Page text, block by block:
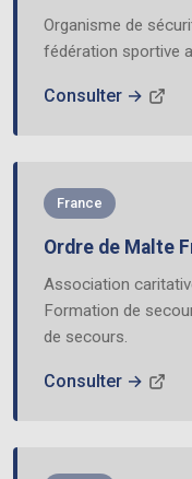
Organisme de
fédération sportive
Consulter →
France
Ordre de Malte
Association
Formation de
de secours.
Consulter →